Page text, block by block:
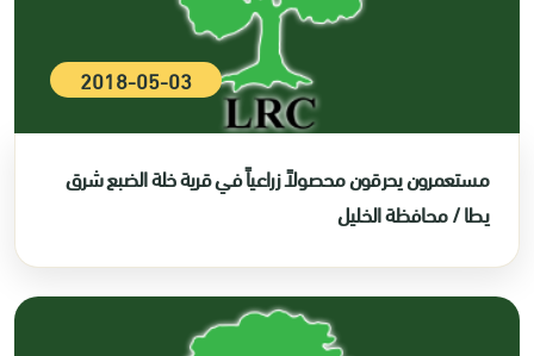
2018-05-03
مستعمرون يحرقون محصولاً زراعياً في قرية خلة الضبع شرق
يطا / محافظة الخليل